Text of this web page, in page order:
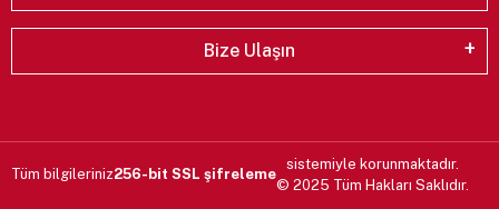
Bize Ulaşın
Tüm bilgileriniz256-bit SSL şifreleme
sistemiyle korunmaktadır.
© 2025 Tüm Hakları Saklıdır.